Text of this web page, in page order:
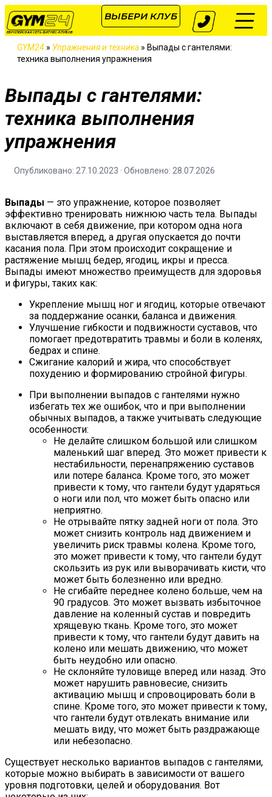
ЕВРОПЕЙСКАЯ СЕТЬ ФИТНЕС-КЛУБОВ
ВЫБЕРИ КЛУБ
GYM24 » Упражнения и техника » Выпады с гантелями:
техника выполнения упражнения
Выпады с гантелями:
техника выполнения
упражнения
Опубликовано: 27.10.2023 · Обновлено: 28.07.2026
Выпады — это упражнение, которое позволяет
эффективно тренировать нижнюю часть тела. Выпады
включают в себя движение, при котором одна нога
выставляется вперед, а другая опускается до почти
касания пола. При этом происходит сокращение и
растяжение мышц бедер, ягодиц, икры и пресса.
Выпады имеют множество преимуществ для здоровья
и фигуры, таких как:
Укрепление мышц ног и ягодиц, которые отвечают
за поддержание осанки, баланса и движения.
Улучшение гибкости и подвижности суставов, что
помогает предотвратить травмы и боли в коленях,
бедрах и спине.
Сжигание калорий и жира, что способствует
похудению и формированию стройной фигуры.
При выполнении выпадов с гантелями нужно
избегать тех же ошибок, что и при выполнении
обычных выпадов, а также учитывать следующие
особенности:
Не делайте слишком большой или слишком
маленький шаг вперед. Это может привести к
нестабильности, перенапряжению суставов
или потере баланса. Кроме того, это может
привести к тому, что гантели будут ударяться
о ноги или пол, что может быть опасно или
неприятно.
Не отрывайте пятку задней ноги от пола. Это
может снизить контроль над движением и
увеличить риск травмы колена. Кроме того,
это может привести к тому, что гантели будут
скользить из рук или выворачивать кисти, что
может быть болезненно или вредно.
Не сгибайте переднее колено больше, чем на
90 градусов. Это может вызвать избыточное
давление на коленный сустав и повредить
хрящевую ткань. Кроме того, это может
привести к тому, что гантели будут давить на
колено или мешать движению, что может
быть неудобно или опасно.
Не склоняйте туловище вперед или назад. Это
может нарушить равновесие, снизить
активацию мышц и спровоцировать боли в
спине. Кроме того, это может привести к тому,
что гантели будут отвлекать внимание или
мешать виду, что может быть раздражающе
или небезопасно.
Существует несколько вариантов выпадов с гантелями,
которые можно выбирать в зависимости от вашего
уровня подготовки, целей и оборудования. Вот